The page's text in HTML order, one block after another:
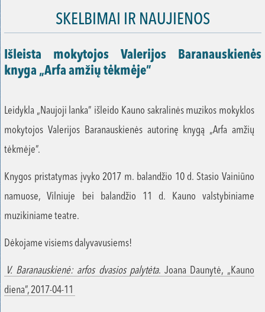
SKELBIMAI IR NAUJIENOS
Išleista mokytojos Valerijos Baranauskienės
knyga „Arfa amžių tėkmėje”
Leidykla „Naujoji lanka” išleido Kauno sakralinės muzikos mokyklos
mokytojos Valerijos Baranauskienės autorinę knygą „Arfa amžių
tėkmėje”.
Knygos pristatymas įvyko 2017 m. balandžio 10 d. Stasio Vainiūno
namuose, Vilniuje bei balandžio 11 d. Kauno valstybiniame
muzikiniame teatre.
Dėkojame visiems dalyvavusiems!
V. Baranauskienė: arfos dvasios palytėta. Joana Daunytė, „Kauno
diena”, 2017-04-11